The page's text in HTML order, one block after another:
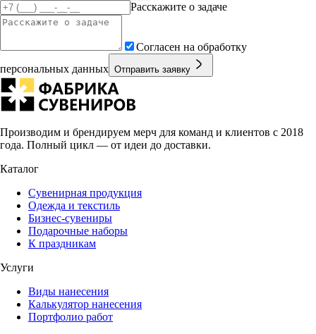
Расскажите о задаче
Согласен на обработку
персональных данных Отправить заявку
Производим и брендируем мерч для команд и клиентов с 2018
года. Полный цикл — от идеи до доставки.
Каталог
Сувенирная продукция
Одежда и текстиль
Бизнес-сувениры
Подарочные наборы
К праздникам
Услуги
Виды нанесения
Калькулятор нанесения
Портфолио работ